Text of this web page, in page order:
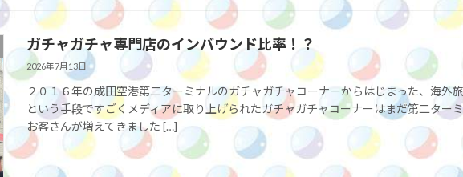
ガチャガチャ専門店のインバウンド比率！？
2026年7月13日
２０１６年の成田空港第二ターミナルのガチャガチャコーナーからはじまった、海外
という手段ですごくメディアに取り上げられたガチャガチャコーナーはまだ第二ター
お客さんが増えてきました […]